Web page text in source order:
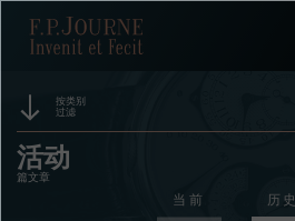
F.P.Journe
INVENIT ET FECIT (发明
按类别
过滤
赞助
活动
篇文章
当前 历史